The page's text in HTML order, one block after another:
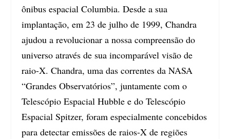
ônibus espacial Columbia. Desde a sua
implantação, em 23 de julho de 1999, Chandra
ajudou a revolucionar a nossa compreensão do
universo através de sua incomparável visão de
raio-X. Chandra, uma das correntes da NASA
“Grandes Observatórios”, juntamente com o
Telescópio Espacial Hubble e do Telescópio
Espacial Spitzer, foram especialmente concebidos
para detectar emissões de raios-X de regiões